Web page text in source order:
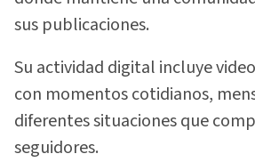
sus publicaciones.
Su actividad digital incluye
con momentos cotidianos,
diferentes situaciones que
seguidores.